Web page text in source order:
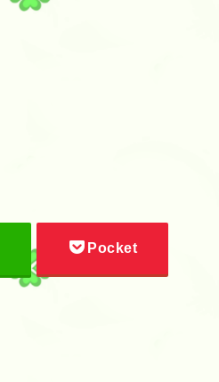
Pocket